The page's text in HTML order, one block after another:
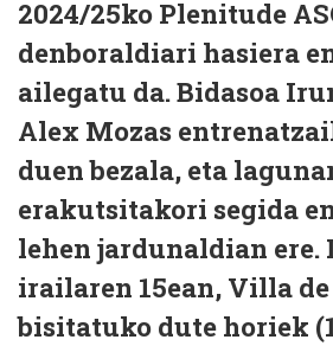
2024/25ko Plenitude
denboraldiari hasiera
ailegatu da. Bidasoa
Alex Mozas
duen bezala, eta
erakutsitakori segida
lehen jardunaldian ere.
irailaren 15ean, Villa
bisitatuko dute horiek